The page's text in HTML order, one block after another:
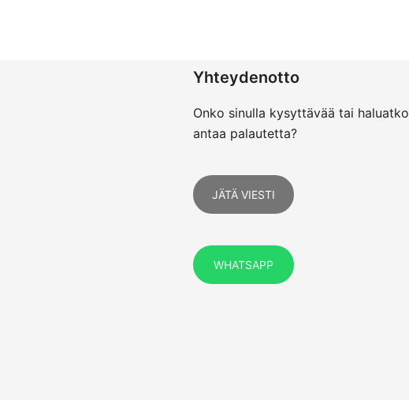
Yhteydenotto
Onko sinulla kysyttävää tai haluatko
antaa palautetta?
JÄTÄ VIESTI
WHATSAPP